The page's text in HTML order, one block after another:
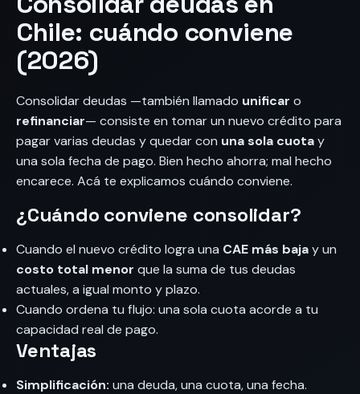
Chile: cuándo conviene
(2026)
Consolidar deudas —también llamado unificar o
refinanciar— consiste en tomar un nuevo crédito para
pagar varias deudas y quedar con una sola cuotay
una sola fecha de pago. Bien hecho ahorra; mal hecho
encarece. Acá te explicamos cuándo conviene.
¿Cuándo conviene consolidar?
Cuando el nuevo crédito logra una CAE más bajay un
costo total menor que la suma de tus deudas
actuales, a igual monto y plazo.
Cuando ordena tu flujo: una sola cuota acorde a tu
capacidad real de pago.
Ventajas
Simplificación: una deuda, una cuota, una fecha.